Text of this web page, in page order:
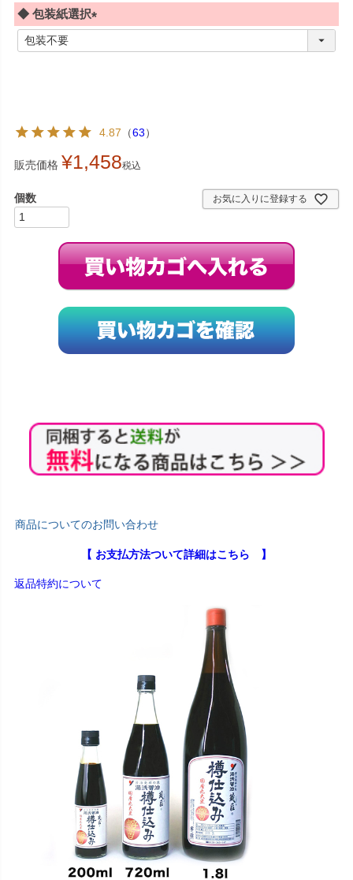
須
◆ 包装紙選択
必
4.87 （63）
販売価格 ¥1,458税込
お気に入りに登録する
商品についてのお問い合わせ
【 お支払方法ついて詳細はこちら 】
返品特約について